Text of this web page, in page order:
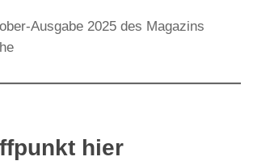
hier